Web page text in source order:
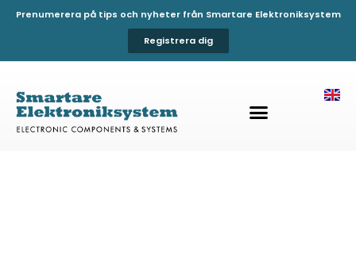
Prenumerera på tips och nyheter från Smartare Elektroniksystem
Registrera dig